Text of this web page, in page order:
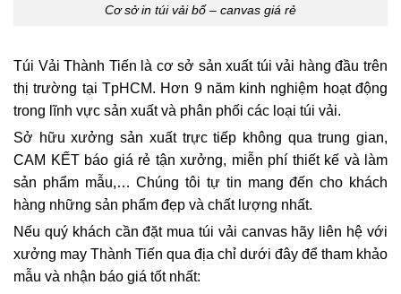
Cơ sở in túi vải bố – canvas giá rẻ
Túi Vải Thành Tiến là cơ sở sản xuất túi vải hàng đầu trên
thị trường tại TpHCM. Hơn 9 năm kinh nghiệm hoạt động
trong lĩnh vực sản xuất và phân phối các loại túi vải.
Sở hữu xưởng sản xuất trực tiếp không qua trung gian,
CAM KẾT báo giá rẻ tận xưởng, miễn phí thiết kế và làm
sản phẩm mẫu,… Chúng tôi tự tin mang đến cho khách
hàng những sản phẩm đẹp và chất lượng nhất.
Nếu quý khách cần đặt mua túi vải canvas hãy liên hệ với
xưởng may Thành Tiến qua địa chỉ dưới đây để tham khảo
mẫu và nhận báo giá tốt nhất: